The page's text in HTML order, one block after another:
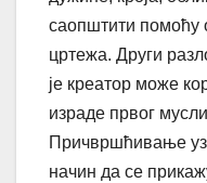
саопштити помоћу
цртежа. Други
је креатор може
израде првог
Причвршћивање
начин да се